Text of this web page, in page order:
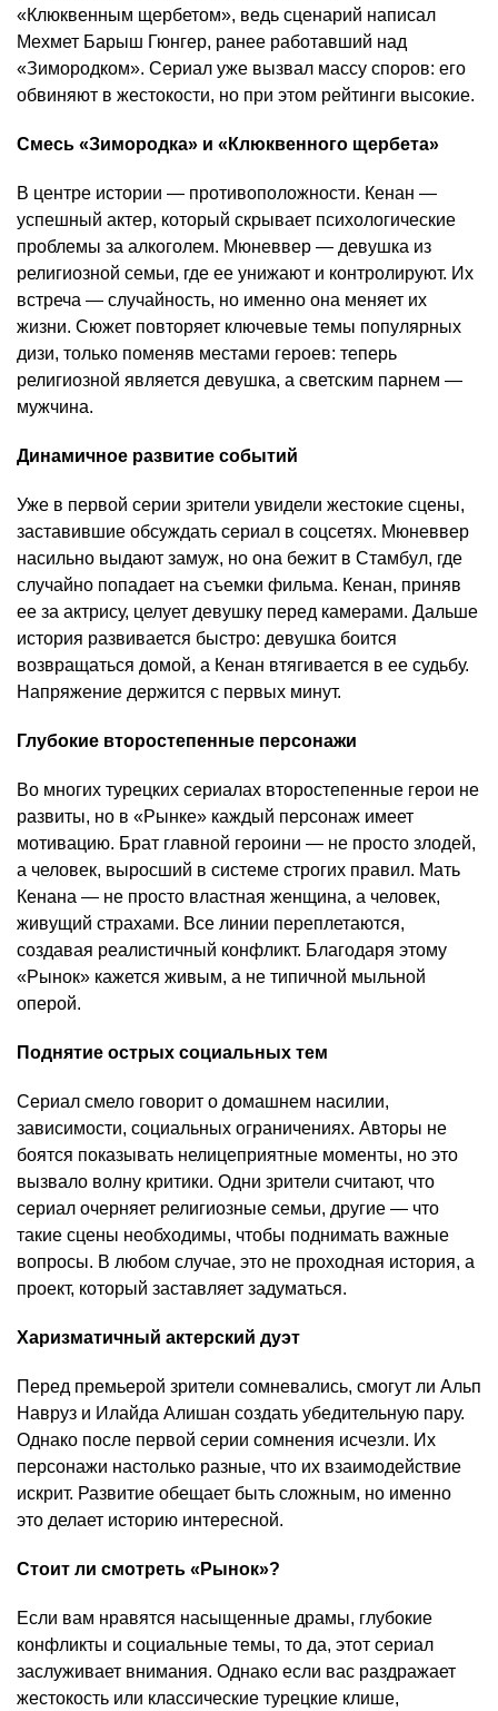
«Клюквенным щербетом», ведь сценарий написал
Мехмет Барыш Гюнгер, ранее работавший над
«Зимородком». Сериал уже вызвал массу споров: его
обвиняют в жестокости, но при этом рейтинги высокие.
Смесь «Зимородка» и «Клюквенного щербета»
В центре истории — противоположности. Кенан —
успешный актер, который скрывает психологические
проблемы за алкоголем. Мюневвер — девушка из
религиозной семьи, где ее унижают и контролируют. Их
встреча — случайность, но именно она меняет их
жизни. Сюжет повторяет ключевые темы популярных
дизи, только поменяв местами героев: теперь
религиозной является девушка, а светским парнем —
мужчина.
Динамичное развитие событий
Уже в первой серии зрители увидели жестокие сцены,
заставившие обсуждать сериал в соцсетях. Мюневвер
насильно выдают замуж, но она бежит в Стамбул, где
случайно попадает на съемки фильма. Кенан, приняв
ее за актрису, целует девушку перед камерами. Дальше
история развивается быстро: девушка боится
возвращаться домой, а Кенан втягивается в ее судьбу.
Напряжение держится с первых минут.
Глубокие второстепенные персонажи
Во многих турецких сериалах второстепенные герои не
развиты, но в «Рынке» каждый персонаж имеет
мотивацию. Брат главной героини — не просто злодей,
а человек, выросший в системе строгих правил. Мать
Кенана — не просто властная женщина, а человек,
живущий страхами. Все линии переплетаются,
создавая реалистичный конфликт. Благодаря этому
«Рынок» кажется живым, а не типичной мыльной
оперой.
Поднятие острых социальных тем
Сериал смело говорит о домашнем насилии,
зависимости, социальных ограничениях. Авторы не
боятся показывать нелицеприятные моменты, но это
вызвало волну критики. Одни зрители считают, что
сериал очерняет религиозные семьи, другие — что
такие сцены необходимы, чтобы поднимать важные
вопросы. В любом случае, это не проходная история, а
проект, который заставляет задуматься.
Харизматичный актерский дуэт
Перед премьерой зрители сомневались, смогут ли Альп
Навруз и Илайда Алишан создать убедительную пару.
Однако после первой серии сомнения исчезли. Их
персонажи настолько разные, что их взаимодействие
искрит. Развитие обещает быть сложным, но именно
это делает историю интересной.
Стоит ли смотреть «Рынок»?
Если вам нравятся насыщенные драмы, глубокие
конфликты и социальные темы, то да, этот сериал
заслуживает внимания. Однако если вас раздражает
жестокость или классические турецкие клише,